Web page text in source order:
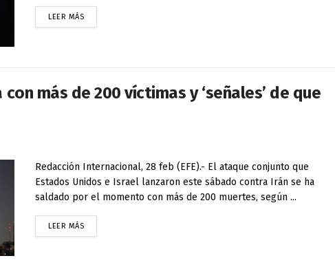
LEER MÁS
más de 200 víctimas y ‘señales’ de que
Redacción Internacional, 28 feb (EFE).- El ataque conjunto que
Estados Unidos e Israel lanzaron este sábado contra Irán se ha
saldado por el momento con más de 200 muertes, según ...
LEER MÁS